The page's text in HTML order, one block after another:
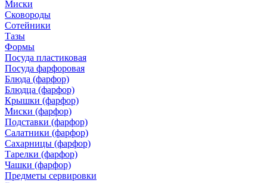
Миски
Сковороды
Сотейники
Тазы
Формы
Посуда пластиковая
Посуда фарфоровая
Блюда (фарфор)
Блюдца (фарфор)
Крышки (фарфор)
Миски (фарфор)
Подставки (фарфор)
Салатники (фарфор)
Сахарницы (фарфор)
Тарелки (фарфор)
Чашки (фарфор)
Предметы сервировки